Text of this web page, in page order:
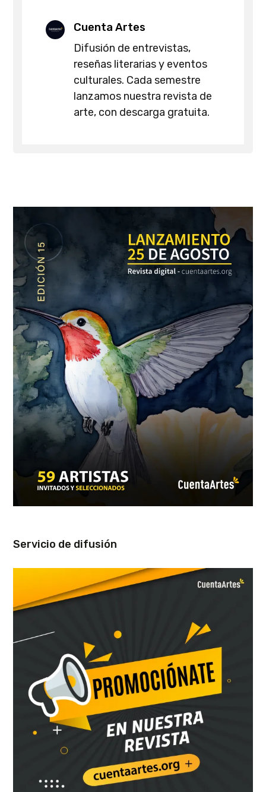
Cuenta Artes
Difusión de entrevistas,
reseñas literarias y eventos
culturales. Cada semestre
lanzamos nuestra revista de
arte, con descarga gratuita.
Servicio de difusión